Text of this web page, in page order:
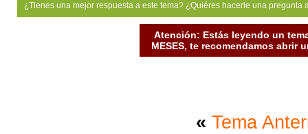
¿Tienes una mejor respuesta a este tema? ¿Quiéres hacerle una
Atención: Estás leyendo un
MESES, te recomendamos abrir
« Tema